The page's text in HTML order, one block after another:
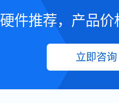
硬件推荐，产品价
立即咨询